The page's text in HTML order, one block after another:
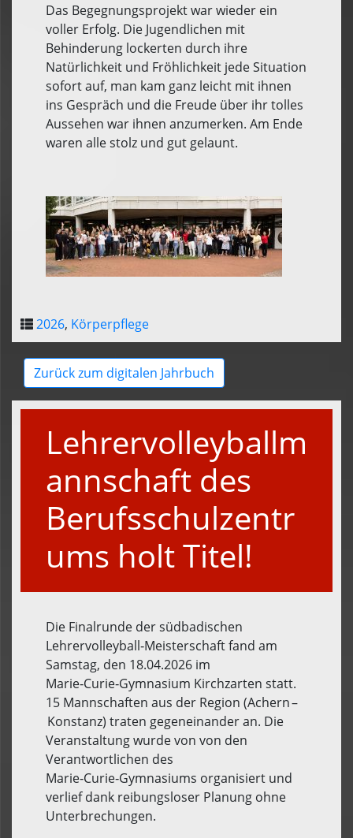
Das Begegnungsprojekt war wieder ein
voller Erfolg. Die Jugendlichen mit
Behinderung lockerten durch ihre
Natürlichkeit und Fröhlichkeit jede Situation
sofort auf, man kam ganz leicht mit ihnen
ins Gespräch und die Freude über ihr tolles
Aussehen war ihnen anzumerken. Am Ende
waren alle stolz und gut gelaunt.
2026, Körperpflege
Zurück zum digitalen Jahrbuch
Lehrervolleyballm
annschaft des
Berufsschulzentr
ums holt Titel!
Die Finalrunde der südbadischen
Lehrervolleyball‑Meisterschaft fand am
Samstag, den 18.04.2026 im
Marie‑Curie‑Gymnasium Kirchzarten statt.
15 Mannschaften aus der Region (Achern –
Konstanz) traten gegeneinander an. Die
Veranstaltung wurde von von den
Verantwortlichen des
Marie‑Curie‑Gymnasiums organisiert und
verlief dank reibungsloser Planung ohne
Unterbrechungen.